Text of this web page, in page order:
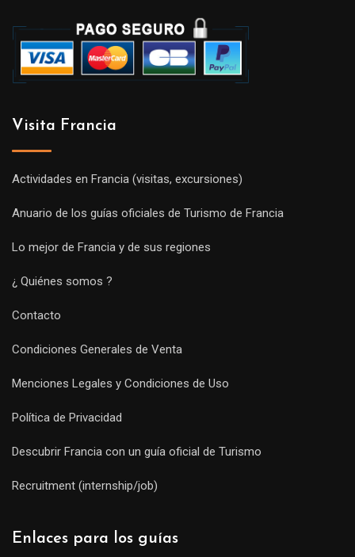
Visita Francia
Actividades en Francia (visitas, excursiones)
Anuario de los guías oficiales de Turismo de Francia
Lo mejor de Francia y de sus regiones
¿ Quiénes somos ?
Contacto
Condiciones Generales de Venta
Menciones Legales y Condiciones de Uso
Política de Privacidad
Descubrir Francia con un guía oficial de Turismo
Recruitment (internship/job)
Enlaces para los guías